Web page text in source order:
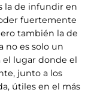
la de infundir en
fuertemente
también la de
no es solo un
el lugar donde el
junto a los
útiles en el más